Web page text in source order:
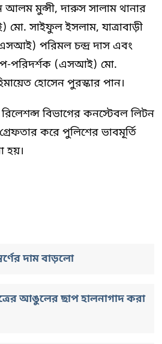
আলম মুন্সী, দারুস সালাম থানার
সাইফুল ইসলাম, যাত্রাবাড়ী
পরিমল চন্দ্র দাস এবং
পরিদর্শক (এসআই) মো.
হোসেন পুরস্কার পান।
রিলেশন্স বিভাগের কনস্টেবল লিটন
করে পুলিশের ভাবমূর্তি
হয়।
দাম বাড়লো
আঙুলের ছাপ হালনাগাদ করা